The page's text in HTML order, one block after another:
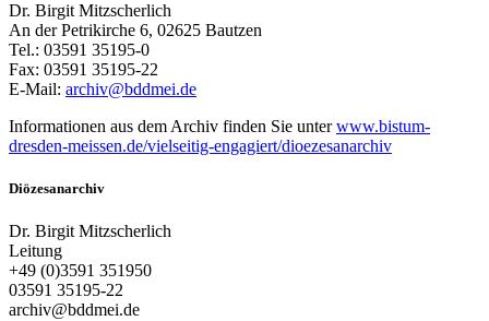
Dr. Birgit Mitzscherlich
An der Petrikirche 6, 02625 Bautzen
Tel.: 03591 35195-0
Fax: 03591 35195-22
E-Mail: archiv@bddmei.de
Informationen aus dem Archiv finden Sie unterwww.bistum-
dresden-meissen.de/vielseitig-engagiert/dioezesanarchiv
Diözesanarchiv
Dr. Birgit Mitzscherlich
Leitung
+49 (0)3591 351950
03591 35195-22
archiv@bddmei.de